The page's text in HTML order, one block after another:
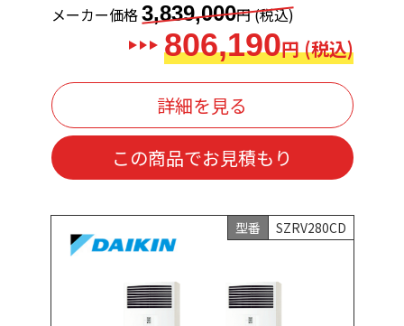
メーカー価格3,839,000円 (税込)
806,190円 (税込)
詳細を見る
この商品でお見積もり
型番 SZRV280CD